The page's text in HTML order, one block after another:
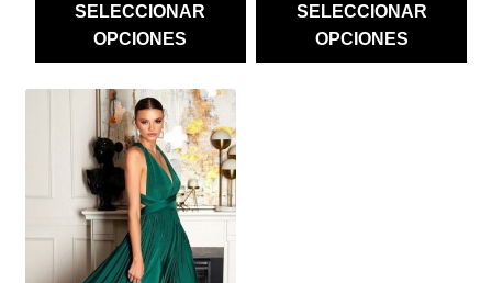
SELECCIONAR
OPCIONES
SELECCIONAR
OPCIONES
PRODUCTO
MÚLTIPLES
VARIANTES.
LAS
OPCIONES